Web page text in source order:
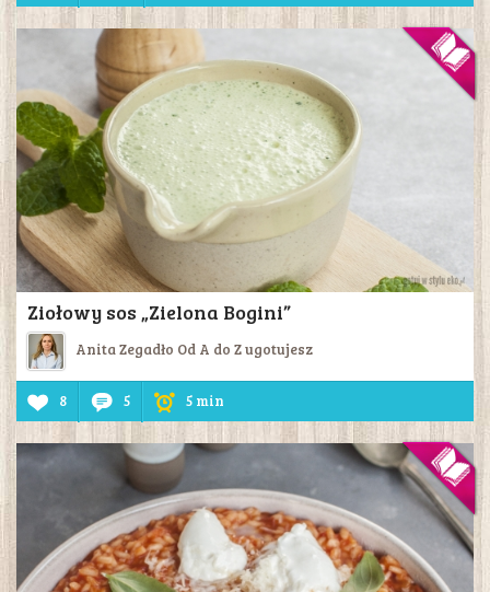
Ziołowy sos „Zielona Bogini”
Anita Zegadło Od A do Z ugotujesz
8 5 5 min